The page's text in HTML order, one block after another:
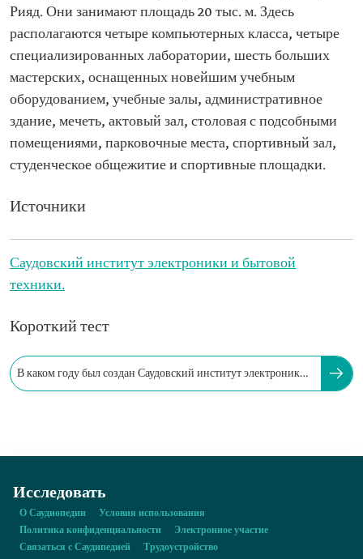
Рияд. Они занимают площадь 20 тыс. м. Здесь
располагаются четыре компьютерных класса, четыре
специализированных лаборатории, шесть больших
мастерских, оснащенных новейшим учебным
оборудованием, учебные залы, административное
здание, мечеть, актовый зал, столовая с подсобными
помещениями, парковочные места, спортивный зал,
студенческое общежитие и спортивные площадки.
Источники
Саудовский институт электроники и бытовой
техники.
Короткий тест
В каком году был создан Саудовский институт электроники
Исследовать
О Саудиопедии
Условия использования
Политика конфиденциальности
Электронное участие
Связаться с Саудипедией
Трудоустройство